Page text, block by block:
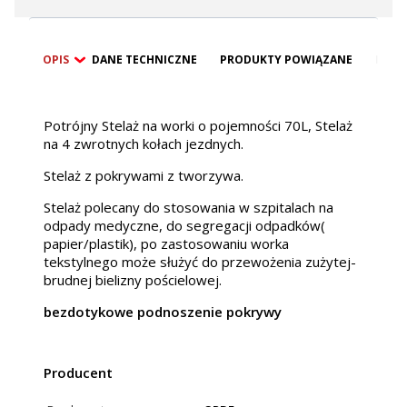
OPIS DANE TECHNICZNE PRODUKTY POWIĄZANE
Potrójny Stelaż na worki o pojemności 70L, Stelaż
na 4 zwrotnych kołach jezdnych.
Stelaż z pokrywami z tworzywa.
Stelaż polecany do stosowania w szpitalach na
odpady medyczne, do segregacji odpadków(
papier/plastik), po zastosowaniu worka
tekstylnego może służyć do przewożenia zużytej-
brudnej bielizny pościelowej.
bezdotykowe podnoszenie pokrywy
Producent